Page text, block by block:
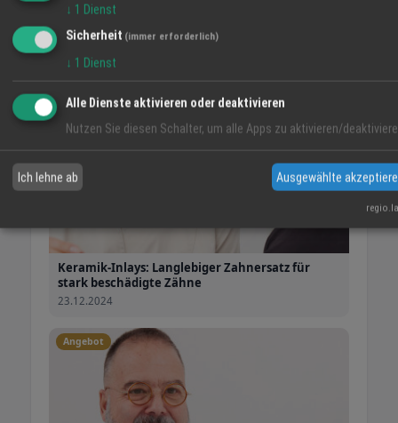
Angebot
Keramik-Inlays: Langlebiger Zahnersatz für
stark beschädigte Zähne
23.12.2024
Angebot
↓ 1 Dienst
Sicherheit (immer erforderlich)
↓ 1 Dienst
Alle Dienste aktivieren oder deaktivieren
Nutzen Sie diesen Schalter, um alle Apps zu aktivieren/
Ich lehne ab Ausgewählte